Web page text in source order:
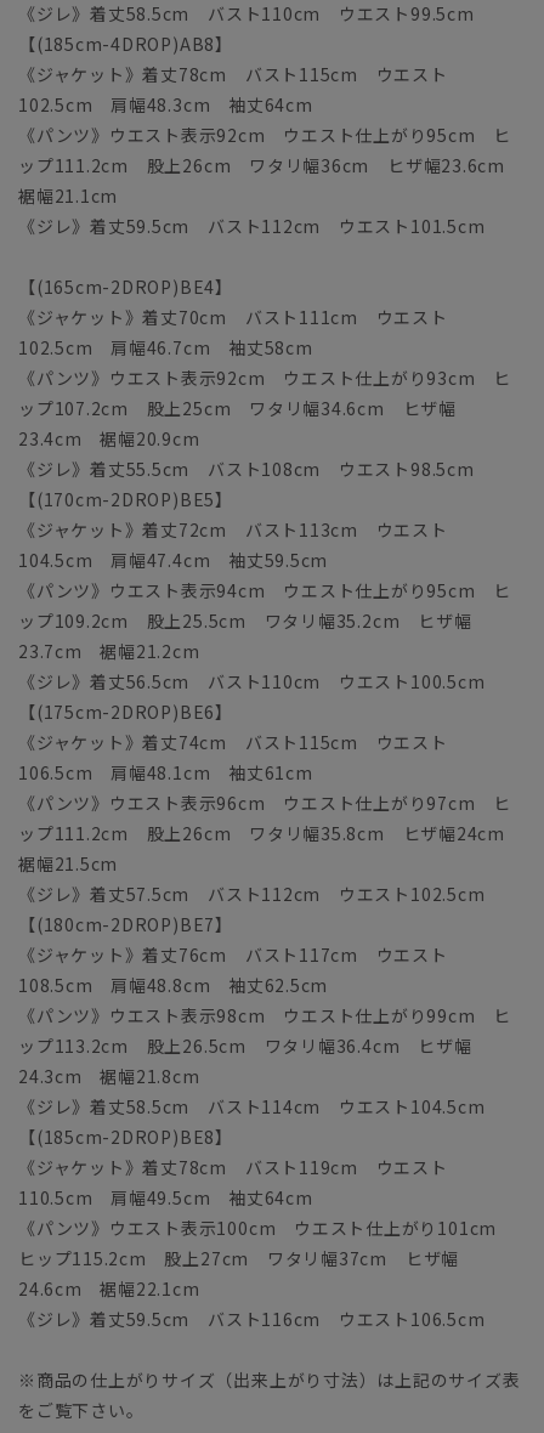
《ジレ》着丈58.5cm バスト110cm ウエスト99.5cm
【(185cm-4DROP)AB8】
《ジャケット》着丈78cm バスト115cm ウエスト
102.5cm 肩幅48.3cm 袖丈64cm
《パンツ》ウエスト表示92cm ウエスト仕上がり95cm ヒ
ップ111.2cm 股上26cm ワタリ幅36cm ヒザ幅23.6cm
裾幅21.1cm
《ジレ》着丈59.5cm バスト112cm ウエスト101.5cm
【(165cm-2DROP)BE4】
《ジャケット》着丈70cm バスト111cm ウエスト
102.5cm 肩幅46.7cm 袖丈58cm
《パンツ》ウエスト表示92cm ウエスト仕上がり93cm ヒ
ップ107.2cm 股上25cm ワタリ幅34.6cm ヒザ幅
23.4cm 裾幅20.9cm
《ジレ》着丈55.5cm バスト108cm ウエスト98.5cm
【(170cm-2DROP)BE5】
《ジャケット》着丈72cm バスト113cm ウエスト
104.5cm 肩幅47.4cm 袖丈59.5cm
《パンツ》ウエスト表示94cm ウエスト仕上がり95cm ヒ
ップ109.2cm 股上25.5cm ワタリ幅35.2cm ヒザ幅
23.7cm 裾幅21.2cm
《ジレ》着丈56.5cm バスト110cm ウエスト100.5cm
【(175cm-2DROP)BE6】
《ジャケット》着丈74cm バスト115cm ウエスト
106.5cm 肩幅48.1cm 袖丈61cm
《パンツ》ウエスト表示96cm ウエスト仕上がり97cm ヒ
ップ111.2cm 股上26cm ワタリ幅35.8cm ヒザ幅24cm
裾幅21.5cm
《ジレ》着丈57.5cm バスト112cm ウエスト102.5cm
【(180cm-2DROP)BE7】
《ジャケット》着丈76cm バスト117cm ウエスト
108.5cm 肩幅48.8cm 袖丈62.5cm
《パンツ》ウエスト表示98cm ウエスト仕上がり99cm ヒ
ップ113.2cm 股上26.5cm ワタリ幅36.4cm ヒザ幅
24.3cm 裾幅21.8cm
《ジレ》着丈58.5cm バスト114cm ウエスト104.5cm
【(185cm-2DROP)BE8】
《ジャケット》着丈78cm バスト119cm ウエスト
110.5cm 肩幅49.5cm 袖丈64cm
《パンツ》ウエスト表示100cm ウエスト仕上がり101cm
ヒップ115.2cm 股上27cm ワタリ幅37cm ヒザ幅
24.6cm 裾幅22.1cm
《ジレ》着丈59.5cm バスト116cm ウエスト106.5cm
※商品の仕上がりサイズ（出来上がり寸法）は上記のサイズ表
をご覧下さい。